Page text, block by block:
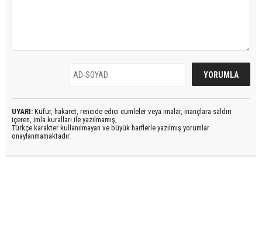
UYARI: Küfür, hakaret, rencide edici cümleler veya imalar, inançlara saldırı
içeren, imla kuralları ile yazılmamış,
Türkçe karakter kullanılmayan ve büyük harflerle yazılmış yorumlar
onaylanmamaktadır.